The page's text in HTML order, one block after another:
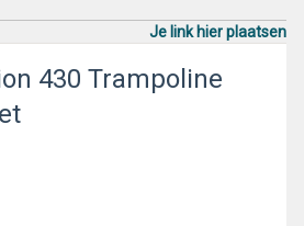
Je link hier plaatsen
430 Trampoline